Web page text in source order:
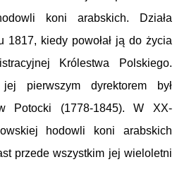
koni arabskich. Działa
1817, kiedy powołał ją do życia
Królestwa Polskiego.
pierwszym dyrektorem był
Potocki (1778-1845). W XX-
hodowli koni arabskich
przede wszystkim jej wieloletni